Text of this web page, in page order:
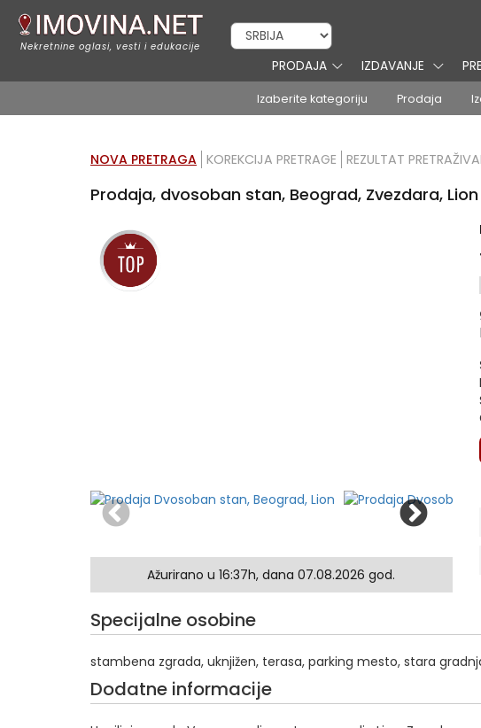
Nekretnine oglasi, vesti i edukacije
PRODAJA IZDAVANJE
Izaberite kategoriju Prodaja
NOVA PRETRAGA KOREKCIJA PRETRAGE REZULTAT
Prodaja, dvosoban stan, Beograd, Zvezdara, Lion
Ažurirano u 16:37h, dana 07.08.2026 god.
Specijalne osobine
stambena zgrada, uknjižen, terasa, parking mesto, stara
Dodatne informacije